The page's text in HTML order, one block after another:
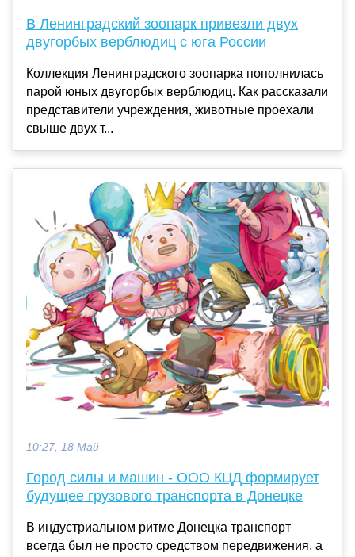
В Ленинградский зоопарк привезли двух
двугорбых верблюдиц с юга России
Коллекция Ленинградского зоопарка пополнилась
парой юных двугорбых верблюдиц. Как рассказали
представители учреждения, животные проехали
свыше двух т...
10:27, 18 Май
Город силы и машин - ООО КЦД формирует
будущее грузового транспорта в Донецке
В индустриальном ритме Донецка транспорт
всегда был не просто средством передвижения, а